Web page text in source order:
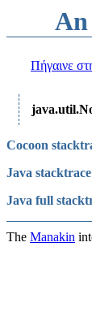
An
Πήγαινε
Cocoon
Java stacktrace
Java full
The Manakin